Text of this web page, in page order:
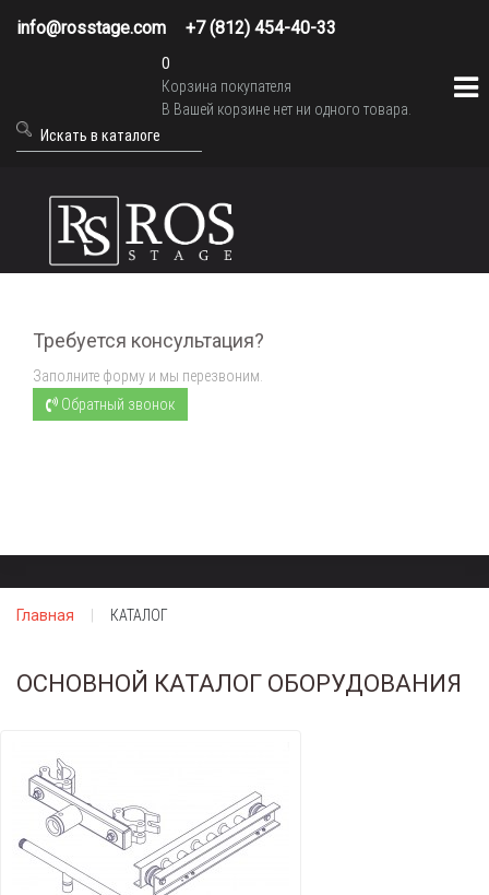
info@rosstage.com +7 (812) 454-40-33
0
Корзина покупателя
В Вашей корзине нет ни одного товара.
Требуется консультация?
Заполните форму и мы перезвоним.
Обратный звонок
Главная КАТАЛОГ
ОСНОВНОЙ КАТАЛОГ ОБОРУДОВАНИЯ